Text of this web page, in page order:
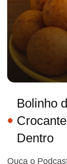
Bolinho
Dentro
Ouça o